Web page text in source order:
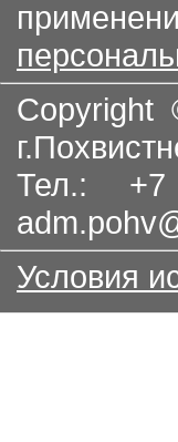
Copyright
Тел.:
Условия